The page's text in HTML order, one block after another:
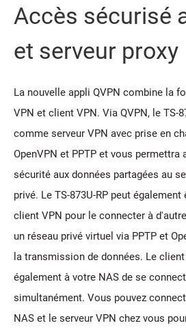
Accès sécurisé
et serveur proxy
La nouvelle appli QVPN combine la
VPN et client VPN. Via QVPN, le TS-
comme serveur VPN avec prise en
OpenVPN et PPTP et vous
sécurité aux données partagées au
privé. Le TS-873U-RP peut
client VPN pour le connecter à
un réseau privé virtuel via PPTP et
la transmission de données. Le
également à votre NAS de se
simultanément. Vous pouvez
NAS et le serveur VPN chez vous